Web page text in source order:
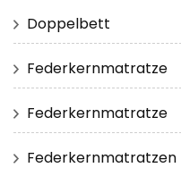
Doppelbett
Federkernmatratze
Federkernmatratze
Federkernmatratzen